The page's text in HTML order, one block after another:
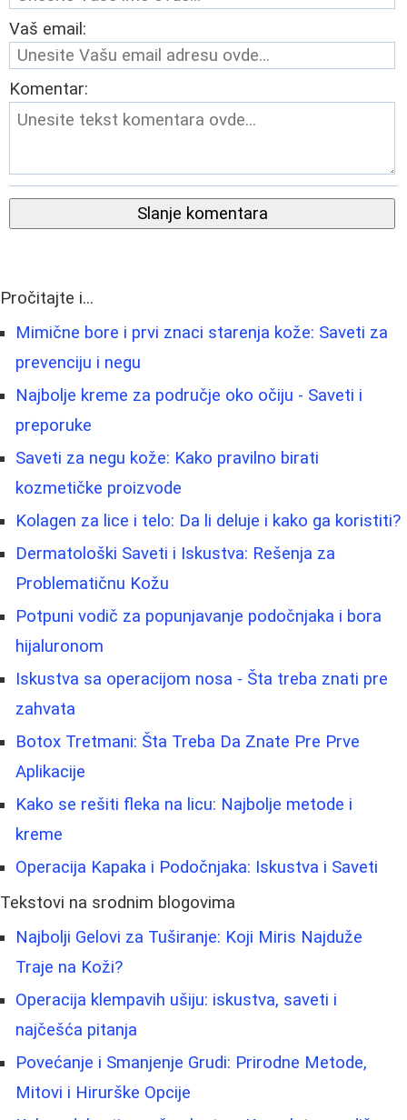
Vaš email:
Komentar:
Slanje komentara
Pročitajte i...
Mimične bore i prvi znaci starenja kože: Saveti za
prevenciju i negu
Najbolje kreme za područje oko očiju - Saveti i
preporuke
Saveti za negu kože: Kako pravilno birati
kozmetičke proizvode
Kolagen za lice i telo: Da li deluje i kako ga koristiti?
Dermatološki Saveti i Iskustva: Rešenja za
Problematičnu Kožu
Potpuni vodič za popunjavanje podočnjaka i bora
hijaluronom
Iskustva sa operacijom nosa - Šta treba znati pre
zahvata
Botox Tretmani: Šta Treba Da Znate Pre Prve
Aplikacije
Kako se rešiti fleka na licu: Najbolje metode i
kreme
Operacija Kapaka i Podočnjaka: Iskustva i Saveti
Tekstovi na srodnim blogovima
Najbolji Gelovi za Tuširanje: Koji Miris Najduže
Traje na Koži?
Operacija klempavih ušiju: iskustva, saveti i
najčešća pitanja
Povećanje i Smanjenje Grudi: Prirodne Metode,
Mitovi i Hirurške Opcije